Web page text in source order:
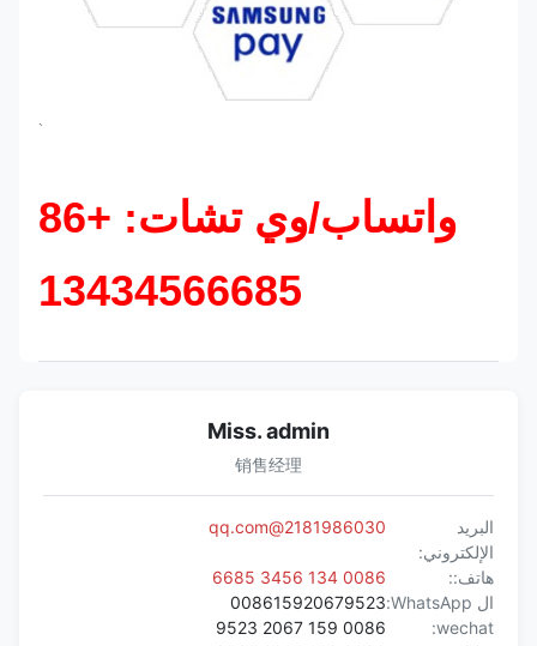
`
واتساب/وي تشات: +86
13434566685
Miss. admin
销售经理
البريد
الإلكتروني:
2181986030@qq.com
هاتف::
0086 134 3456 6685
ال WhatsApp:
008615920679523
wechat:
0086 159 2067 9523